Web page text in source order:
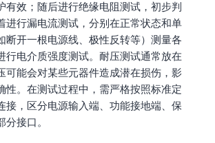
有效；随后进行绝缘电阻测试，初步判
进行漏电流测试，分别在正常状态和单
断开一根电源线、极性反转等）测量各
行电介质强度测试。耐压测试通常放在
可能会对某些元器件造成潜在损伤，影
性。在测试过程中，需严格按照标准定
接，区分电源输入端、功能接地端、保
接口。